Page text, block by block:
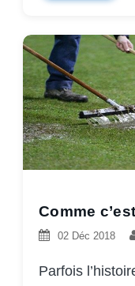
Comme
02 Déc 2018
Parfois